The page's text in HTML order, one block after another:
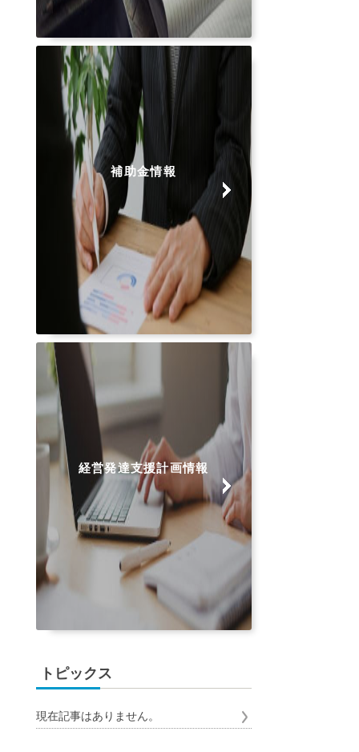
補助金情報
経営発達支援計画情報
トピックス
現在記事はありません。